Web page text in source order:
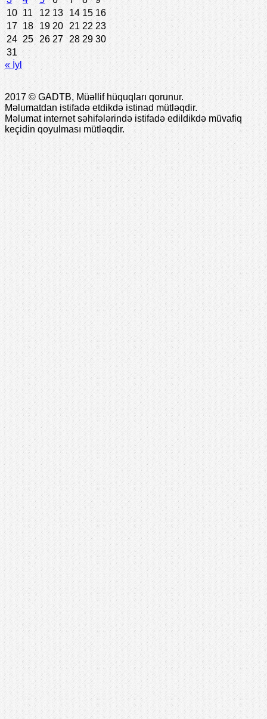
10 11 12 13 14 15 16
17 18 19 20 21 22 23
24 25 26 27 28 29 30
31
« İyl
2017 © GADTB, Müəllif hüquqları qorunur.
Məlumatdan istifadə etdikdə istinad mütləqdir.
Məlumat internet səhifələrində istifadə edildikdə müvafiq
keçidin qoyulması mütləqdir.